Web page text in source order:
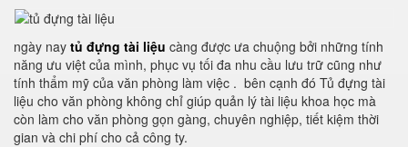
ngày nay tủ đựng tài liệu càng được ưa chuộng bởi những tính
năng ưu việt của mình, phục vụ tối đa nhu cầu lưu trữ cũng như
tính thẩm mỹ của văn phòng làm việc . bên cạnh đó Tủ đựng tài
liệu cho văn phòng không chỉ giúp quản lý tài liệu khoa học mà
còn làm cho văn phòng gọn gàng, chuyên nghiệp, tiết kiệm thời
gian và chi phí cho cả công ty.